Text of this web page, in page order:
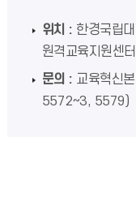
위치 : 한경국립
원격교육지원센터
문의 : 교육혁신
5572~3, 5579)